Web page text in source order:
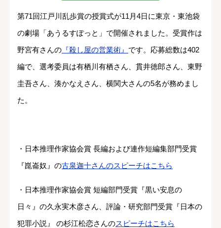
第71回江戸川乱歩賞の授賞式が11月4日に東京・東池袋
の劇場「あうるすぽっと」で開催されました。受賞作は
野宮有さんの 『殺し屋の営業術』 です。応募総数は402
編で、選考委員は有栖川有栖さん、貫井徳郎さん、東野
圭吾さん、湊かなえさん、横関大さんの5名が務めまし
た。
・日本推理作家協会賞 長編および連作短編集部門受賞
『崑崙奴』の古泉迦十さんのスピーチはこちら
・日本推理作家協会賞 短編部門受賞『黒い安息の
日々』の久永実木彦さん、評論・研究部門受賞『日本の
犯罪小説』 の杉江松恋さんのスピーチはこちら